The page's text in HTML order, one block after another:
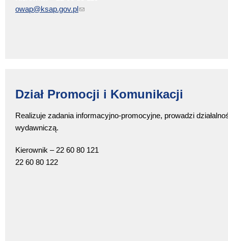
owap@ksap.gov.pl(link sends e-mail)
Dział Promocji i Komunikacji
Realizuje zadania informacyjno-promocyjne, prowadzi
wydawniczą.
Kierownik – 22 60 80 121
22 60 80 122